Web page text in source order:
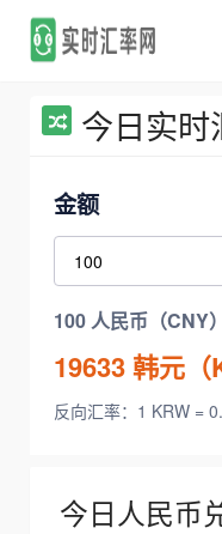
今日实时
金额
100 人民币（CNY
19633韩元（
反向汇率：1 KRW =
今日人民币